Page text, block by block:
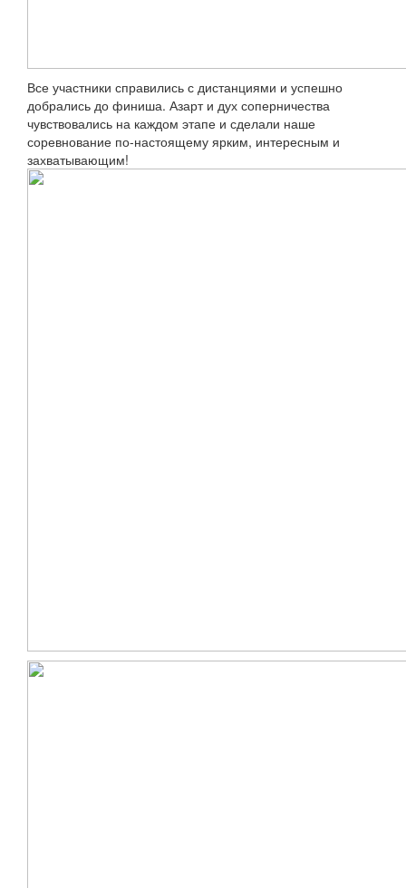
Все участники справились с дистанциями и успешно
добрались до финиша. Азарт и дух соперничества
чувствовались на каждом этапе и сделали наше
соревнование по-настоящему ярким, интересным и
захватывающим!